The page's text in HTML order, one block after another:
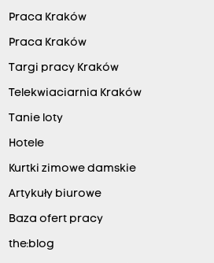
Praca Kraków
Praca Kraków
Targi pracy Kraków
Telekwiaciarnia Kraków
Tanie loty
Hotele
Kurtki zimowe damskie
Artykuły biurowe
Baza ofert pracy
the:blog